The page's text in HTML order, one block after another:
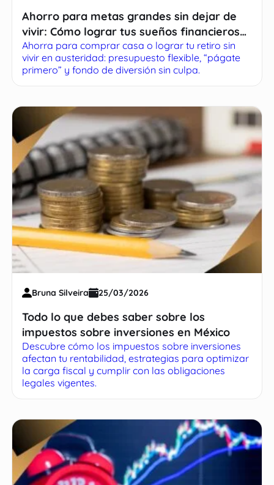
Ahorro para metas grandes sin dejar de
vivir: Cómo lograr tus sueños financieros
sin sacrificar tu presente
Ahorra para comprar casa o lograr tu retiro sin
vivir en austeridad: presupuesto flexible, “págate
primero” y fondo de diversión sin culpa.
Bruna Silveira 25/03/2026
Todo lo que debes saber sobre los
impuestos sobre inversiones en México
Descubre cómo los impuestos sobre inversiones
afectan tu rentabilidad, estrategias para optimizar
la carga fiscal y cumplir con las obligaciones
legales vigentes.